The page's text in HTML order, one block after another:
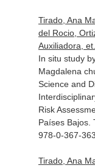
Tirado, Ana
del Rocio,
Auxiliadora,
In situ study
Magdalena
Science and
Risk
Países Bajos.
978-0-367-
Tirado, Ana